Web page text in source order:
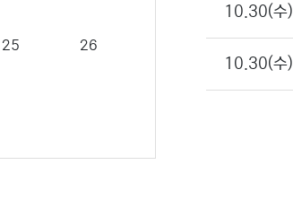
25 26
10.30(수)
10.30(수)